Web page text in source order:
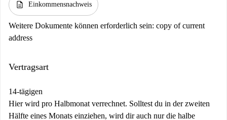
description Einkommensnachweis
Weitere Dokumente können erforderlich sein: copy of current
address
Vertragsart
14-tägigen
Hier wird pro Halbmonat verrechnet. Solltest du in der zweiten
Hälfte eines Monats einziehen, wird dir auch nur die halbe